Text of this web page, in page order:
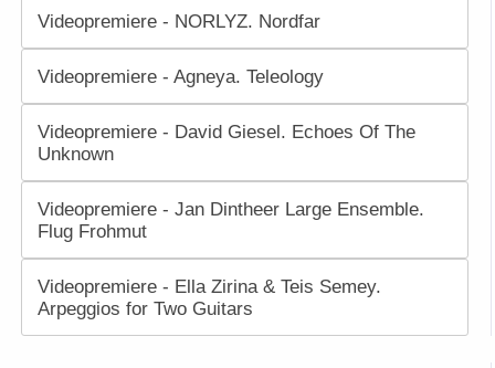
Videopremiere - NORLYZ. Nordfar
Videopremiere - Agneya. Teleology
Videopremiere - David Giesel. Echoes Of The
Unknown
Videopremiere - Jan Dintheer Large Ensemble.
Flug Frohmut
Videopremiere - Ella Zirina & Teis Semey.
Arpeggios for Two Guitars